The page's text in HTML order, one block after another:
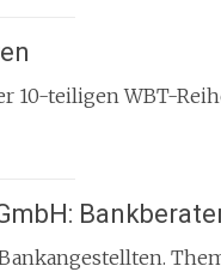
10-teiligen WBT-